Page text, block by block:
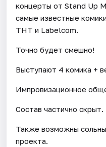
концерты от Stand Up
самые известные
ТНТ и Labelcom.
Точно будет смешно!
Выступают 4 комика +
Импровизационное
Состав частично скрыт.
Также возможны
проекта.